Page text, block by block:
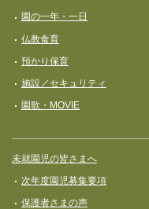
園の一年・一日
仏教食育
預かり保育
施設／セキュリティ
園歌・MOVIE
未就園児の皆さまへ
次年度園児募集要項
保護者さまの声